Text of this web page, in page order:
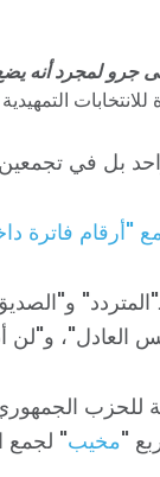
"أرقام فاترة
للحزب
"مخيب